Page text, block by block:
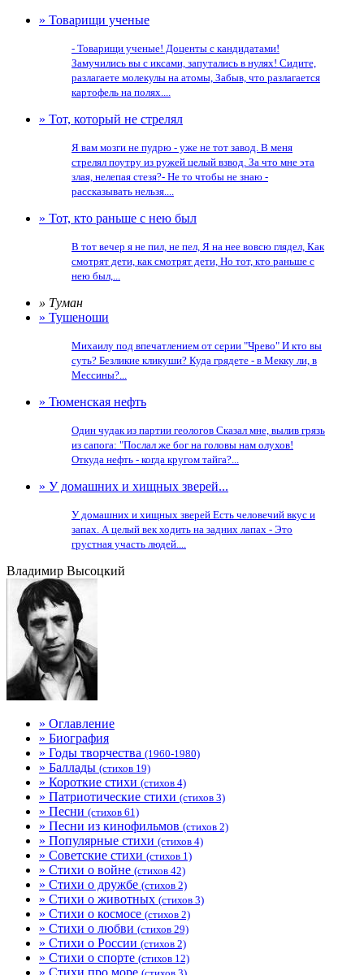
» Товарищи ученые
- Товарищи ученые! Доценты с кандидатами!
Замучились вы с иксами, запутались в нулях! Сидите,
разлагаете молекулы на атомы, Забыв, что разлагается
картофель на полях....
» Тот, который не стрелял
Я вам мозги не пудрю - уже не тот завод. В меня
стрелял поутру из ружей целый взвод. За что мне эта
злая, нелепая стезя?- Не то чтобы не знаю -
рассказывать нельзя....
» Тот, кто раньше с нею был
В тот вечер я не пил, не пел, Я на нее вовсю глядел, Как
смотрят дети, как смотрят дети, Но тот, кто раньше с
нею был,...
» Туман
» Тушеноши
Михаилу под впечатлением от серии "Чрево" И кто вы
суть? Безликие кликуши? Куда грядете - в Мекку ли, в
Мессины?...
» Тюменская нефть
Один чудак из партии геологов Сказал мне, вылив грязь
из сапога: "Послал же бог на головы нам олухов!
Откуда нефть - когда кругом тайга?...
» У домашних и хищных зверей...
У домашних и хищных зверей Есть человечий вкус и
запах. А целый век ходить на задних лапах - Это
грустная участь людей....
Владимир Высоцкий
» Оглавление
» Биография
» Годы творчества (1960-1980)
» Баллады (стихов 19)
» Короткие стихи (стихов 4)
» Патриотические стихи (стихов 3)
» Песни (стихов 61)
» Песни из кинофильмов (стихов 2)
» Популярные стихи (стихов 4)
» Советские стихи (стихов 1)
» Стихи о войне (стихов 42)
» Стихи о дружбе (стихов 2)
» Стихи о животных (стихов 3)
» Стихи о космосе (стихов 2)
» Стихи о любви (стихов 29)
» Стихи о России (стихов 2)
» Стихи о спорте (стихов 12)
» Стихи про море